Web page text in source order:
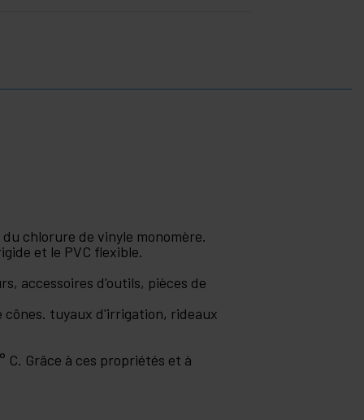
chlorure de vinyle monomère.
et le PVC flexible.
accessoires d'outils, pièces de
cônes. tuyaux d'irrigation, rideaux
C. Grâce à ces propriétés et à